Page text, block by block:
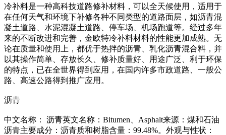
冷补料是一种高科技道路修补材料，可以全天候使用，适用于
在任何天气和环境下补修各种不同类型的道路面层，如沥青混
凝土道路、水泥混凝土道路、停车场、机场跑道等。经过多年
来的不断改进和完善，金欧特冷补料材料的性能更加成熟。无
论在质量和使用上，都优于热拌的沥青、乳化沥青混合料，并
以其操作简单、存放长久、修补质量好、用途广泛、利于环保
的特点，已在全世界得到应用，在国内许多市政道路、一般公
路、高速公路得到推广应用。
沥青
中文名称： 沥青英文名称：Bitumen、Asphalt来源：煤和石油
沥青主要成分：沥青质和树脂含量：99.48%。外观与性状：